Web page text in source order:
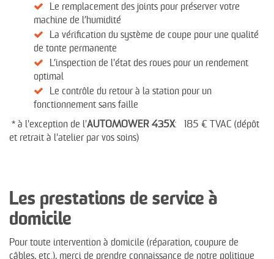
Le remplacement des joints pour préserver votre
machine de l’humidité
La vérification du système de coupe pour une qualité
de tonte permanente
L’inspection de l'état des roues pour un rendement
optimal
Le contrôle du retour à la station pour un
fonctionnement sans faille
* à l'exception de l'AUTOMOWER435X: 185 € TVAC (dépôt
et retrait à l'atelier par vos soins)
Les prestations de service à
domicile
Pour toute intervention à domicile (réparation, coupure de
câbles, etc.), merci de prendre connaissance de notre politique